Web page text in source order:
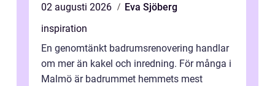
02 augusti 2026
Eva Sjöberg
inspiration
En genomtänkt badrumsrenovering handlar
om mer än kakel och inredning. För många i
Malmö är badrummet hemmets mest